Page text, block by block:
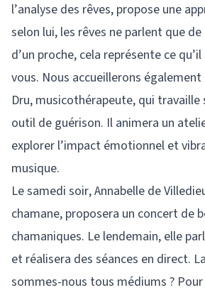
l’analyse des rêves, propose une
selon lui, les rêves ne parlent que de
d’un proche, cela représente ce
vous. Nous accueillerons
Dru, musicothérapeute, qui travaille
outil de guérison. Il animera un
explorer l’impact émotionnel et
musique.
Le samedi soir, Annabelle de
chamane, proposera un concert de
chamaniques. Le lendemain, elle
et réalisera des séances en direct.
sommes-nous tous médiums ?